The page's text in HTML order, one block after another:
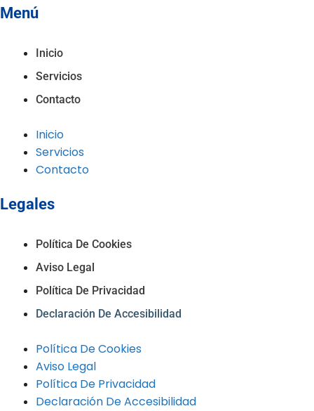
Menú
Inicio
Servicios
Contacto
Inicio
Servicios
Contacto
Legales
Política De Cookies
Aviso Legal
Política De Privacidad
Declaración De Accesibilidad
Política De Cookies
Aviso Legal
Política De Privacidad
Declaración De Accesibilidad